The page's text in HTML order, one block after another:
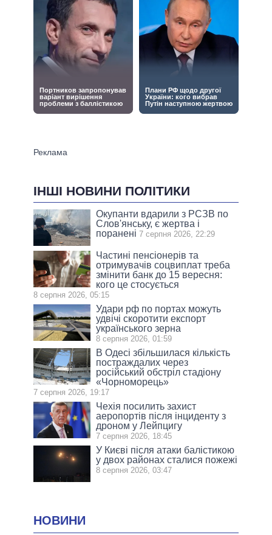
ІНШІ НОВИНИ ПОЛІТИКИ
Окупанти вдарили з РСЗВ по
Слов'янську, є жертва і
поранені 7 серпня 2026, 22:29
Частині пенсіонерів та
отримувачів соцвиплат треба
змінити банк до 15 вересня:
кого це стосується
8 серпня 2026, 05:15
Удари рф по портах можуть
удвічі скоротити експорт
українського зерна
8 серпня 2026, 01:59
В Одесі збільшилася кількість
постраждалих через
російський обстріл стадіону
«Чорноморець»
7 серпня 2026, 19:17
Чехія посилить захист
аеропортів після інциденту з
дроном у Лейпцигу
7 серпня 2026, 18:45
У Києві після атаки балістикою
у двох районах сталися пожежі
8 серпня 2026, 03:47
НОВИНИ